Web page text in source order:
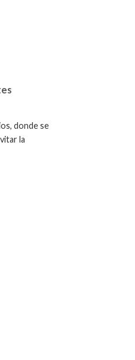
donde se
la